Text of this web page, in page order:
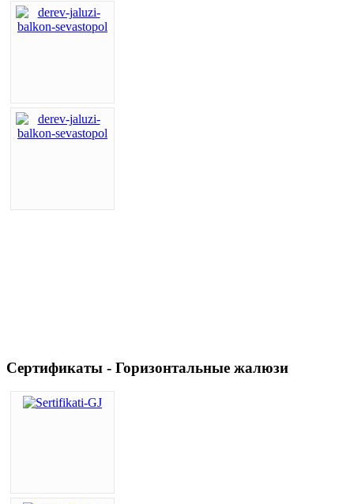
Сертификаты - Горизонтальные жалюзи